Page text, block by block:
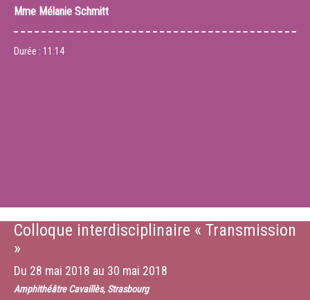
Mme Mélanie Schmitt
Durée : 11:14
Colloque interdisciplinaire « Transmission
»
Du 28 mai 2018 au 30 mai 2018
Amphithéâtre Cavaillès, Strasbourg